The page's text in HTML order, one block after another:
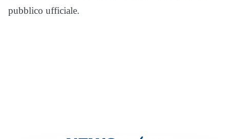
pubblico ufficiale.